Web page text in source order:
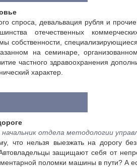
спроса, девальвация рубля и
отечественных
собственности,
на семинаре,
частного здравоохранения
характер.
отдела методологии
что нельзя выезжать на дорогу без
защищают себя от
поломки машины в пути? А